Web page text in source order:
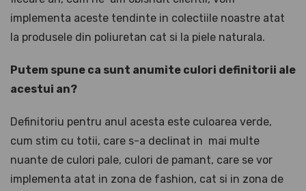
implementa aceste tendinte in colectiile noastre atat
la produsele din poliuretan cat si la piele naturala.
Putem spune ca sunt anumite culori definitorii ale
acestui an?
Definitoriu pentru anul acesta este culoarea verde,
cum stim cu totii, care s-a declinat in mai multe
nuante de culori pale, culori de pamant, care se vor
implementa atat in zona de fashion, cat si in zona de